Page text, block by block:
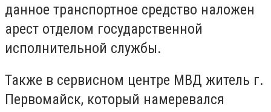
данное транспортное средство наложен
арест отделом государственной
исполнительной службы.
Также в сервисном центре МВД житель г.
Первомайск, который намеревался